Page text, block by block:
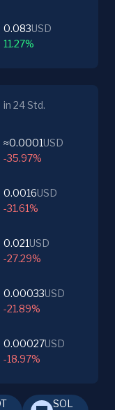
0.083USD
11.27%
in 24 Std.
≈0.0001USD
-35.97%
0.0016USD
-31.61%
0.021USD
-27.29%
0.00033USD
-21.89%
0.00027USD
-18.97%
SOL